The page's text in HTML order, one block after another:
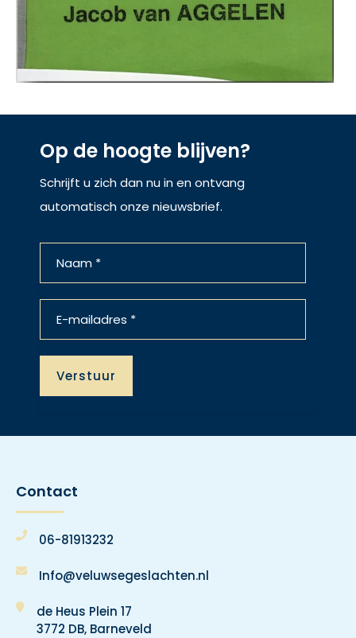
Op de hoogte blijven?
Schrijft u zich dan nu in en ontvang
automatisch onze nieuwsbrief.
Contact
06-81913232
Info@veluwsegeslachten.nl
de Heus Plein 17
3772 DB, Barneveld